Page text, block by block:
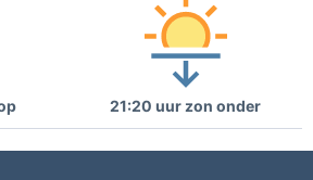
21:20 uur zon onder